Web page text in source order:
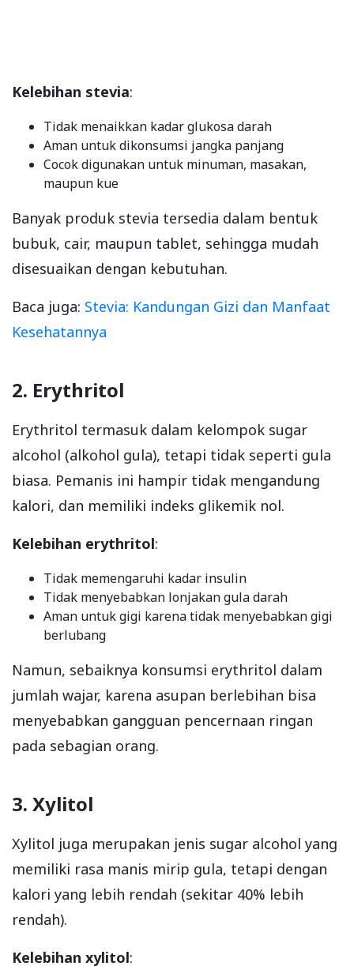
Kelebihan stevia:
Tidak menaikkan kadar glukosa darah
Aman untuk dikonsumsi jangka panjang
Cocok digunakan untuk minuman, masakan,
maupun kue
Banyak produk stevia tersedia dalam bentuk
bubuk, cair, maupun tablet, sehingga mudah
disesuaikan dengan kebutuhan.
Baca juga: Stevia: Kandungan Gizi dan Manfaat
Kesehatannya
2. Erythritol
Erythritol termasuk dalam kelompok sugar
alcohol (alkohol gula), tetapi tidak seperti gula
biasa. Pemanis ini hampir tidak mengandung
kalori, dan memiliki indeks glikemik nol.
Kelebihan erythritol:
Tidak memengaruhi kadar insulin
Tidak menyebabkan lonjakan gula darah
Aman untuk gigi karena tidak menyebabkan gigi
berlubang
Namun, sebaiknya konsumsi erythritol dalam
jumlah wajar, karena asupan berlebihan bisa
menyebabkan gangguan pencernaan ringan
pada sebagian orang.
3. Xylitol
Xylitol juga merupakan jenis sugar alcohol yang
memiliki rasa manis mirip gula, tetapi dengan
kalori yang lebih rendah (sekitar 40% lebih
rendah).
Kelebihan xylitol: